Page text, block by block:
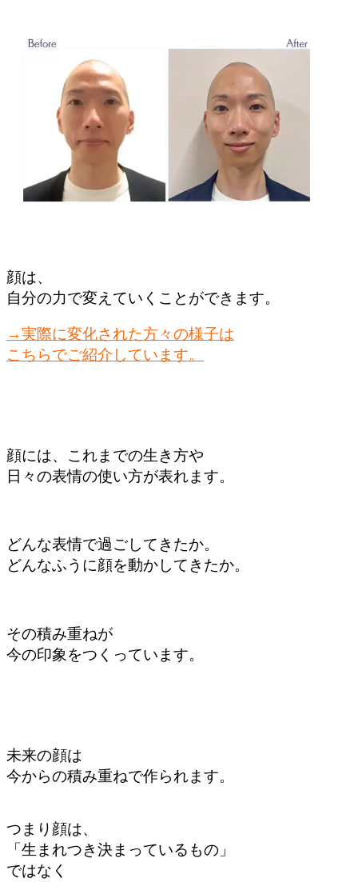
顔は、
自分の力で変えていくことができます。
→実際に変化された方々の様子は
こちらでご紹介しています。
顔には、 これまでの生き方や
日々の表情の使い方が表れます。
どんな表情で過ごしてきたか。
どんなふうに顔を動かしてきたか。
その積み重ねが
今の印象をつくっています。
未来の顔は
今からの積み重ねで作られます。
つまり顔は、
「生まれつき決まっているもの」
ではなく